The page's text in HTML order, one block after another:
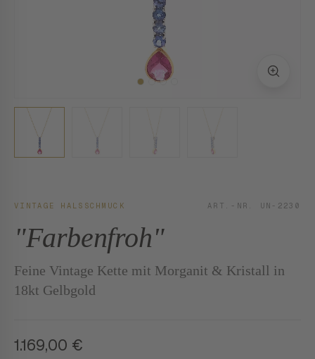
VINTAGE HALSSCHMUCK ART.-NR. UN-2230
"Farbenfroh"
Feine Vintage Kette mit Morganit & Kristall in
18kt Gelbgold
1.169,00 €